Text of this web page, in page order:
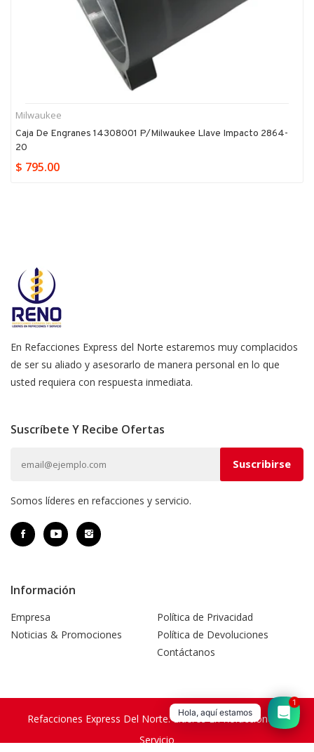
Milwaukee
Caja De Engranes 14308001 P/milwaukee Llave Impacto 2864-
20
$ 795.00
En Refacciones Express del Norte estaremos muy complacidos
de ser su aliado y asesorarlo de manera personal en lo que
usted requiera con respuesta inmediata.
Suscríbete Y Recibe Ofertas
Somos líderes en refacciones y servicio.
Información
Empresa
Noticias & Promociones
Política de Privacidad
Política de Devoluciones
Contáctanos
Refacciones Express Del Norte. Líderes En Refacciones Y
Servicio
Hola, aquí estamos
1